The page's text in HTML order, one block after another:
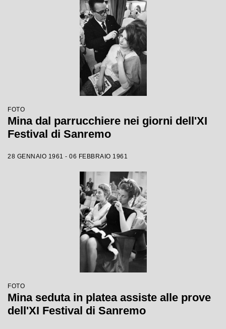
FOTO
Mina dal parrucchiere nei giorni dell'XI
Festival di Sanremo
28 GENNAIO 1961 - 06 FEBBRAIO 1961
FOTO
Mina seduta in platea assiste alle prove
dell'XI Festival di Sanremo